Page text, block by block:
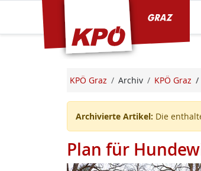
KPÖ Graz Archiv KPÖ Graz
Archivierte Artikel: Die
Plan für